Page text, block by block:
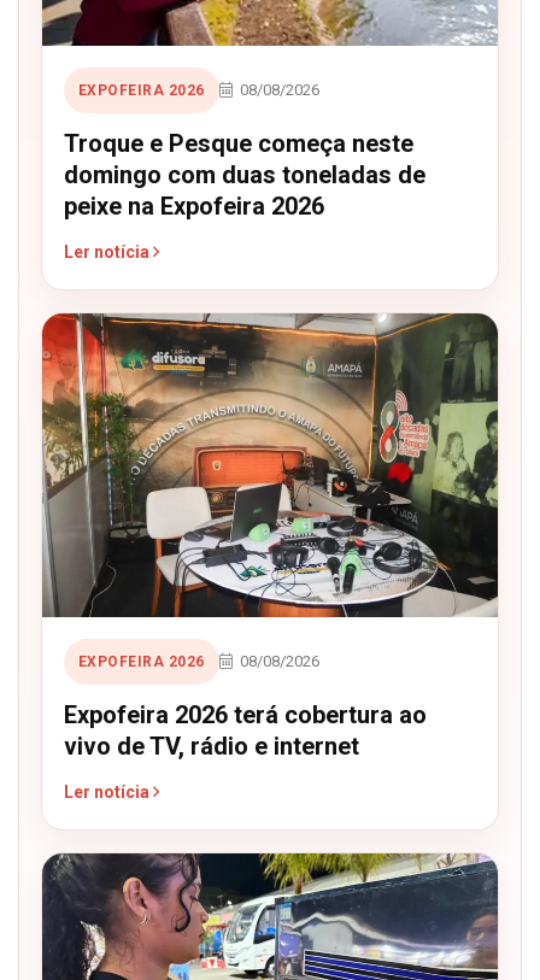
EXPOFEIRA 2026 08/08/2026
Troque e Pesque começa neste
domingo com duas toneladas de
peixe na Expofeira 2026
Ler notícia
EXPOFEIRA 2026 08/08/2026
Expofeira 2026 terá cobertura ao
vivo de TV, rádio e internet
Ler notícia